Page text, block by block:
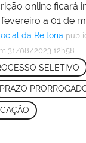
online ficará
a 01 de
da Reitoria
31/08/2023 12h58
SELETIVO
PRAZO